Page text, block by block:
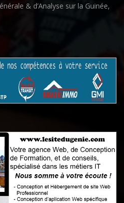
& d’Analyse sur la Guinée,